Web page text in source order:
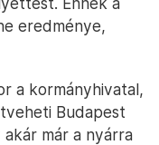
eredménye,
a kormányhivatal,
Budapest
már a nyárra